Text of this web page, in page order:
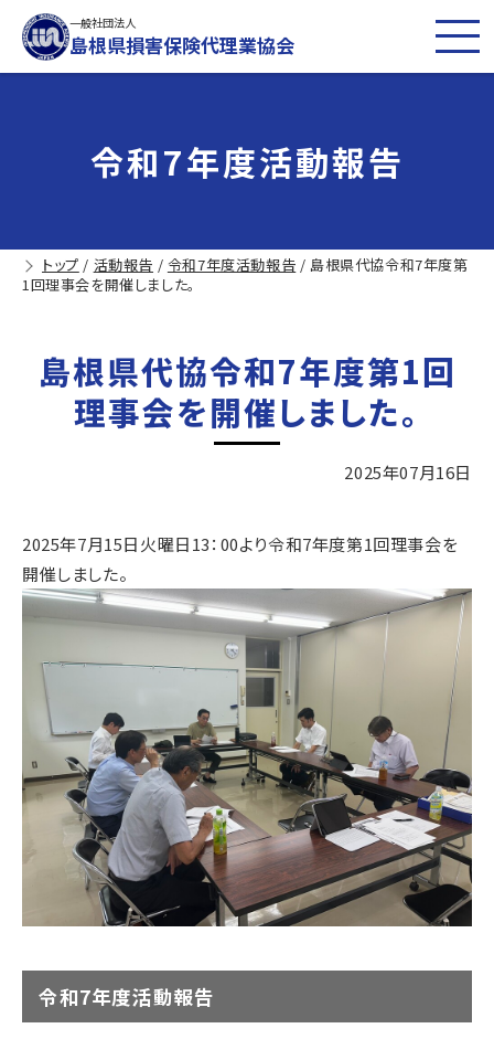
一般社団法人
島根県損害保険代理業協会
令和7年度活動報告
トップ / 活動報告 / 令和7年度活動報告 / 島根県代協令和7年度第
1回理事会を開催しました。
島根県代協令和7年度第1回
理事会を開催しました。
2025年07月16日
2025年7月15日火曜日13：00より令和7年度第1回理事会を
開催しました。
令和7年度活動報告